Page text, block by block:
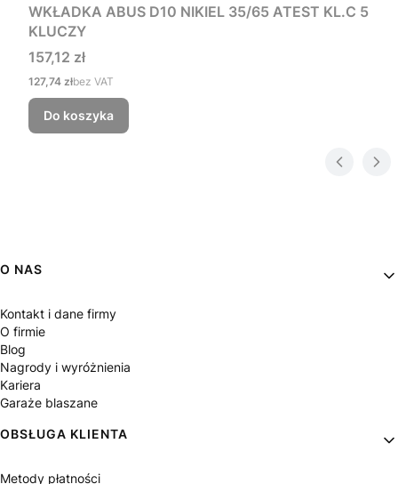
WKŁADKA ABUS D10 NIKIEL 35/65 ATEST KL.C 5
KLUCZY
Cena
157,12 zł
Cena
127,74 złbez VAT
Do koszyka
Linki w stopce
O NAS
Kontakt i dane firmy
O firmie
Blog
Nagrody i wyróżnienia
Kariera
Garaże blaszane
OBSŁUGA KLIENTA
Metody płatności